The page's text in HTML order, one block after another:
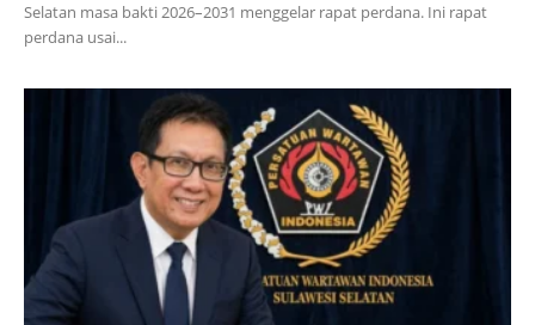
Selatan masa bakti 2026–2031 menggelar rapat perdana. Ini rapat
perdana usai...